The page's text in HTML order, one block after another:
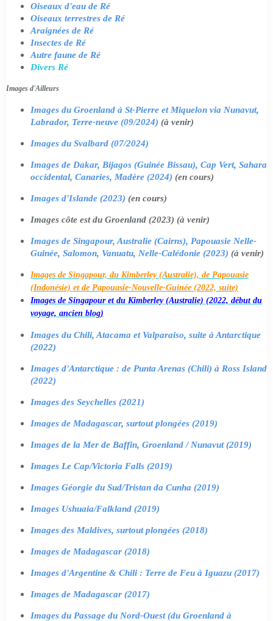
Oiseaux d'eau de Ré
Oiseaux terrestres de Ré
Araignées de Ré
Insectes de Ré
Autre faune de Ré
Divers Ré
Images d'Ailleurs
Images du Groenland à St-Pierre et Miquelon via Nunavut,
Labrador, Terre-neuve (09/2024) (à venir)
Images du Svalbard (07/2024)
Images de Dakar, Bijagos (Guinée Bissau), Cap Vert, Sahara
occidental, Canaries, Madère (2024) (en cours)
Images d'Islande (2023) (en cours)
Images côte est du Groenland (2023) (à venir)
Images de Singapour, Australie (Cairns), Papouasie Nelle-
Guinée, Salomon, Vanuatu, Nelle-Calédonie (2023) (à venir)
Images de Singapour, du Kimberley (Australie), de Papouasie
(Indonésie) et de Papouasie-Nouvelle-Guinée (2022, suite)
Images de Singapour et du Kimberley (Australie) (2022, début du
voyage, ancien blog)
Images du Chili, Atacama et Valparaiso, suite à Antarctique
(2022)
Images d'Antarctique : de Punta Arenas (Chili) à Ross Island
(2022)
Images des Seychelles (2021)
Images de Madagascar, surtout plongées (2019)
Images de la Mer de Baffin, Groenland / Nunavut (2019)
Images Le Cap/Victoria Falls (2019)
Images Géorgie du Sud/Tristan da Cunha (2019)
Images Ushuaia/Falkland (2019)
Images des Maldives, surtout plongées (2018)
Images de Madagascar (2018)
Images d'Argentine & Chili : Terre de Feu à Iguazu (2017)
Images de Madagascar (2017)
Images du Passage du Nord-Ouest (du Groenland à